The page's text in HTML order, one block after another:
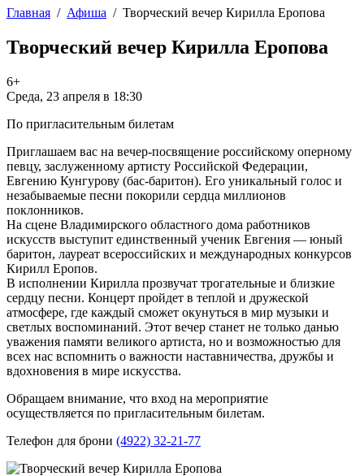
Главная / Афиша / Творческий вечер Кирилла Еропова
Творческий вечер Кирилла Еропова
6+
Среда, 23 апреля в 18:30
По пригласительным билетам
Приглашаем вас на вечер-посвящение российскому оперному
певцу, заслуженному артисту Российской Федерации,
Евгению Кунгурову (бас-баритон). Его уникальный голос и
незабываемые песни покорили сердца миллионов
поклонников.
На сцене Владимирского областного дома работников
искусств выступит единственный ученик Евгения — юный
баритон, лауреат всероссийских и международных конкурсов
Кирилл Еропов.
В исполнении Кирилла прозвучат трогательные и близкие
сердцу песни. Концерт пройдет в теплой и дружеской
атмосфере, где каждый сможет окунуться в мир музыки и
светлых воспоминаний. Этот вечер станет не только данью
уважения памяти великого артиста, но и возможностью для
всех нас вспомнить о важности наставничества, дружбы и
вдохновения в мире искусства.
Обращаем внимание, что вход на мероприятие
осуществляется по пригласительным билетам.
Телефон для брони (4922) 32-21-77